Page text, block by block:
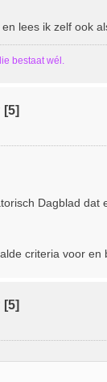
lees ik zelf ook
bestaat wél.
[5]
Dagblad
criteria voor en
[5]